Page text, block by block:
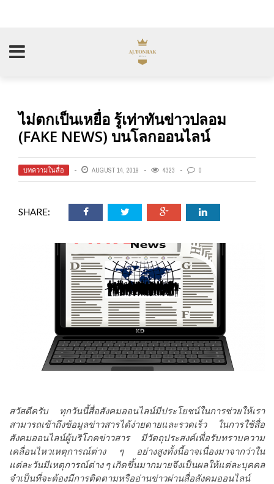
ไม่ตกเป็นเหยื่อ รู้เท่าทันข่าวปลอม
(FAKE NEWS) บนโลกออนไลน์
บทความในสื่อ AUGUST 14, 2019 4323 0
SHARE:
สวัสดีครับ ทุกวันนี้สื่อสังคมออนไลน์มีประโยชน์ในการช่วยให้เรา
สามารถเข้าถึงข้อมูลข่าวสารได้ง่ายดายและรวดเร็ว ในการใช้สื่อ
สังคมออนไลน์ผู้บริโภคข่าวสาร มีวัตถุประสงค์เพื่อรับทราบความ
เคลื่อนไหวเหตุการณ์ต่าง ๆ อย่างสูงทั้งนี้อาจเนื่องมาจากว่าใน
แต่ละวันมีเหตุการณ์ต่าง ๆ เกิดขึ้นมากมายจึงเป็นผลให้แต่ละบุคคล
จำเป็นที่จะต้องมีการติดตามหรืออ่านข่าวผ่านสื่อสังคมออนไลน์